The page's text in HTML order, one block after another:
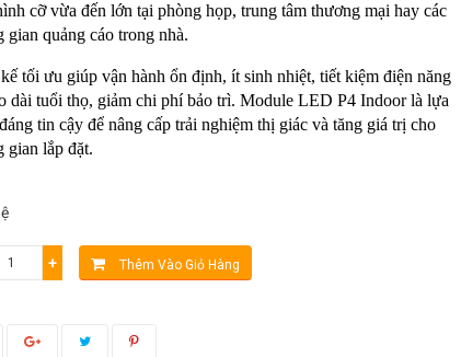
cỡ vừa đến lớn tại phòng họp, trung tâm thương mại hay các
gian quảng cáo trong nhà.
tối ưu giúp vận hành ổn định, ít sinh nhiệt, tiết kiệm điện năng
dài tuổi thọ, giảm chi phí bảo trì. Module LED P4 Indoor là lựa
tin cậy để nâng cấp trải nghiệm thị giác và tăng giá trị cho
gian lắp đặt.
+ Thêm Vào Giỏ Hàng